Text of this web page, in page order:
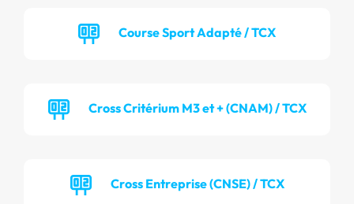
Course Sport Adapté / TCX
Cross Critérium M3 et + (CNAM) / TCX
Cross Entreprise (CNSE) / TCX